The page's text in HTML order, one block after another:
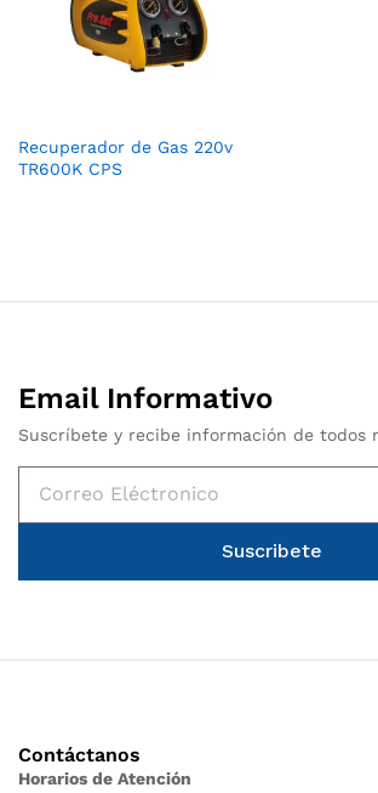
Recuperador de Gas 220v
TR600K CPS
Email Informativo
Suscríbete y recibe información de todos
Suscribete
Contáctanos
Horarios de Atención